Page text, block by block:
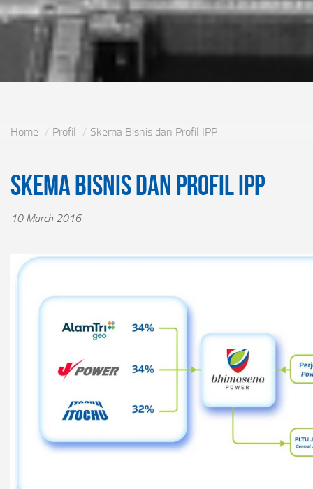
Home Profil Skema Bisnis dan Profil IPP
Skema Bisnis dan Profil IPP
10 March 2016